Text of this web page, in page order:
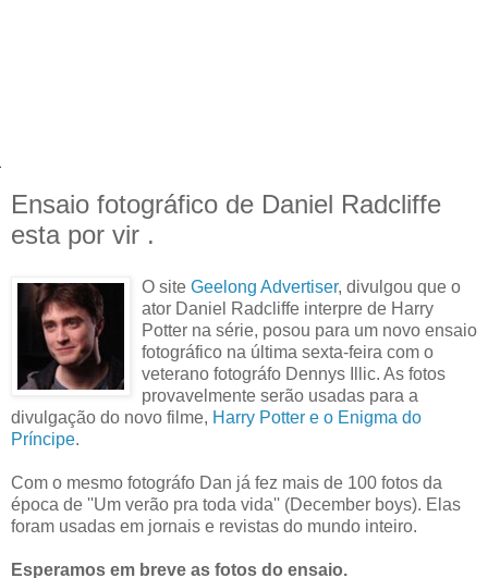
Ensaio fotográfico de Daniel Radcliffe
esta por vir .
O site Geelong Advertiser, divulgou que o
ator Daniel Radcliffe interpre de Harry
Potter na série, posou para um novo ensaio
fotográfico na última sexta-feira com o
veterano fotográfo Dennys Illic. As fotos
provavelmente serão usadas para a
divulgação do novo filme, Harry Potter e o Enigma do
Príncipe.
Com o mesmo fotográfo Dan já fez mais de 100 fotos da
época de ''Um verão pra toda vida'' (December boys). Elas
foram usadas em jornais e revistas do mundo inteiro.
Esperamos em breve as fotos do ensaio.